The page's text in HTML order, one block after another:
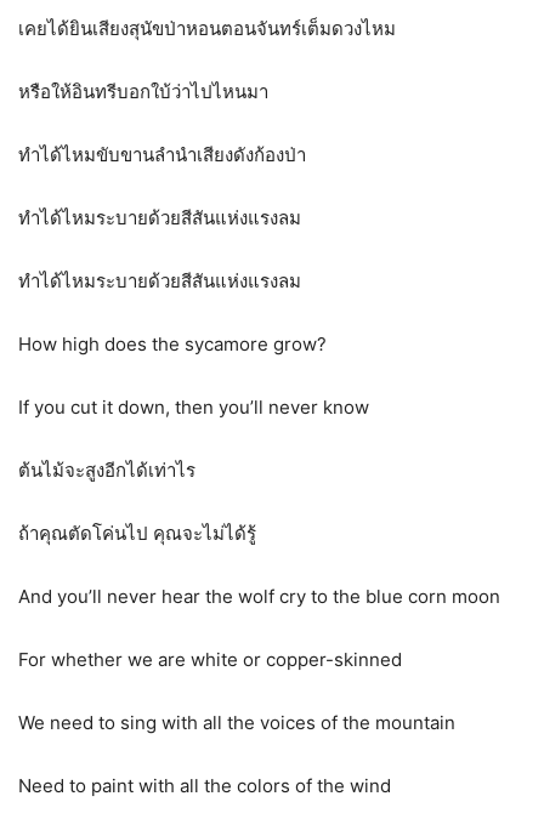
เคยได้ยินเสียงสุนัขป่าหอนตอนจันทร์เต็มดวงไหม
หรือให้อินทรีบอกใบ้ว่าไปไหนมา
ทำได้ไหมขับขานลำนำเสียงดังก้องป่า
ทำได้ไหมระบายด้วยสีสันแห่งแรงลม
ทำได้ไหมระบายด้วยสีสันแห่งแรงลม
How high does the sycamore grow?
If you cut it down, then you’ll never know
ต้นไม้จะสูงอีกได้เท่าไร
ถ้าคุณตัดโค่นไป คุณจะไม่ได้รู้
And you’ll never hear the wolf cry to the blue corn moon
For whether we are white or copper-skinned
We need to sing with all the voices of the mountain
Need to paint with all the colors of the wind